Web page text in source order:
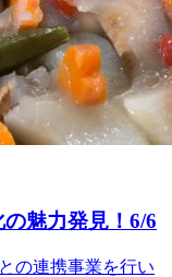
魅力発見！6/6
の連携事業を行い